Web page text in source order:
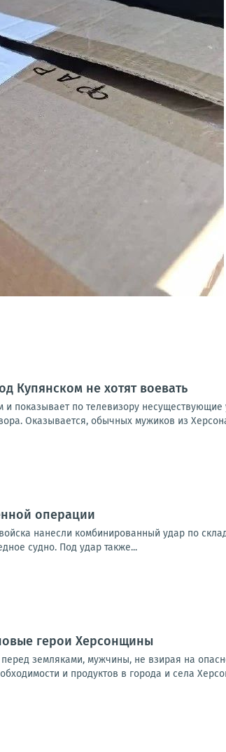
Купянском не хотят воевать
и показывает по телевизору
Оказывается, обычных мужиков из
операции
войска нанесли комбинированный удар по
судно. Под удар также...
герои Херсонщины
земляками, мужчины, не взирая на
и продуктов в города и села